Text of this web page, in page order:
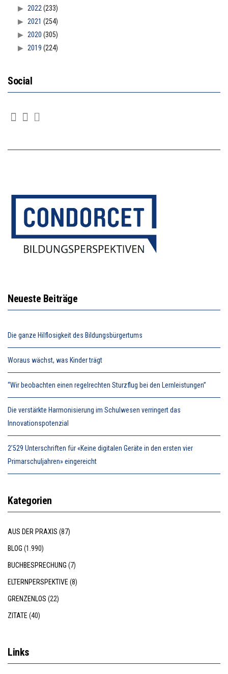
2022 (233)
2021 (254)
2020 (305)
2019 (224)
Social
Neueste Beiträge
Die ganze Hilflosigkeit des Bildungsbürgertums
Woraus wächst, was Kinder trägt
“Wir beobachten einen regelrechten Sturzflug bei den Lernleistungen”
Die verstärkte Harmonisierung im Schulwesen verringert das
Innovationspotenzial
2’529 Unterschriften für «Keine digitalen Geräte in den ersten vier
Primarschuljahren» eingereicht
Kategorien
AUS DER PRAXIS (87)
BLOG (1.990)
BUCHBESPRECHUNG (7)
ELTERNPERSPEKTIVE (8)
GRENZENLOS (22)
ZITATE (40)
Links